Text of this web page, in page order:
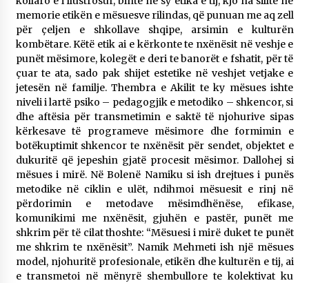
memorie etikën e mësuesve rilindas, që punuan me aq zell
për çeljen e shkollave shqipe, arsimin e kulturën
kombëtare. Këtë etik ai e kërkonte te nxënësit në veshje e
punët mësimore, kolegët e deri te banorët e fshatit, për të
çuar te ata, sado pak shijet estetike në veshjet vetjake e
jetesën në familje. Thembra e Akilit te ky mësues ishte
niveli i lartë psiko – pedagogjik e metodiko – shkencor, si
dhe aftësia për transmetimin e saktë të njohurive sipas
kërkesave të programeve mësimore dhe formimin e
botëkuptimit shkencor te nxënësit për sendet, objektet e
dukuritë që jepeshin gjatë procesit mësimor. Dallohej si
mësues i mirë. Në Bolenë Namiku si ish drejtues i punës
metodike në ciklin e ulët, ndihmoi mësuesit e rinj në
përdorimin e metodave mësimdhënëse, efikase,
komunikimi me nxënësit, gjuhën e pastër, punët me
shkrim për të cilat thoshte: “Mësuesi i mirë duket te punët
me shkrim te nxënësit”. Namik Mehmeti ish një mësues
model, njohuritë profesionale, etikën dhe kulturën e tij, ai
e transmetoi në mënyrë shembullore te kolektivat ku